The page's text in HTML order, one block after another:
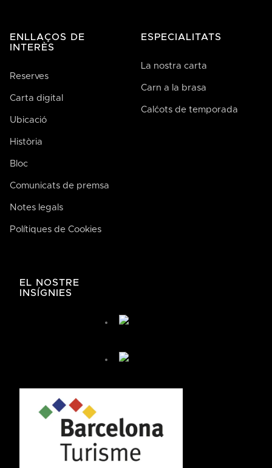
ENLLAÇOS DE
INTERÈS
Reserves
Carta digital
Ubicació
Història
Bloc
Comunicats de premsa
Notes legals
Polítiques de Cookies
ESPECIALITATS
La nostra carta
Carn a la brasa
Calćots de temporada
EL NOSTRE
INSÍGNIES
¿Cómo te podemos ayudar hoy?
¿Cómo puedo reservar?